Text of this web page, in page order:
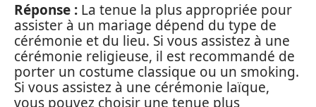
Réponse : La tenue la plus appropriée pour
assister à un mariage dépend du type de
cérémonie et du lieu. Si vous assistez à une
cérémonie religieuse, il est recommandé de
porter un costume classique ou un smoking.
Si vous assistez à une cérémonie laïque,
vous pouvez choisir une tenue plus